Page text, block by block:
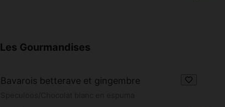
Les Gourmandises
Bavarois betterave et gingembre